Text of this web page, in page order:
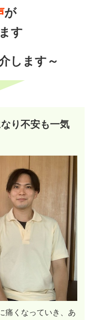
が
す
します～
り不安も一気
痛くなっていき、あ